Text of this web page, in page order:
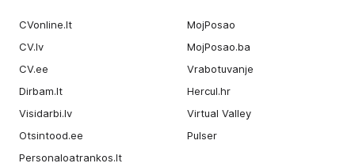
CVonline.lt
CV.lv
CV.ee
Dirbam.It
Visidarbi.lv
Otsintood.ee
Personaloatrankos.lt
MojPosao
MojPosao.ba
Vrabotuvanje
Hercul.hr
Virtual Valley
Pulser